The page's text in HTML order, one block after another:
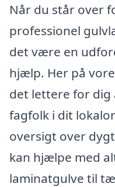
Når du står over
professionel
det være en
hjælp. Her på
det lettere for dig
fagfolk i dit
oversigt over
kan hjælpe med
laminatgulve til